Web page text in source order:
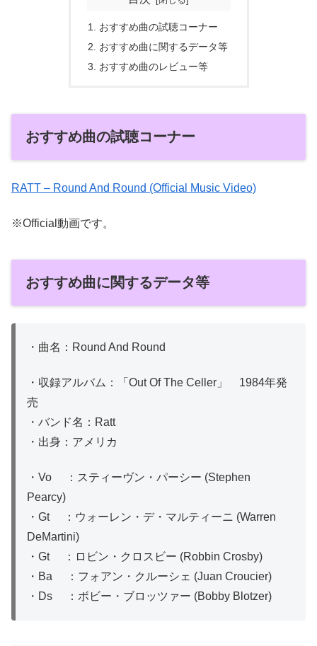
おすすめ曲の試聴コーナー
おすすめ曲に関するデータ等
おすすめ曲のレビュー等
おすすめ曲の試聴コーナー
RATT – Round And Round (Official Music Video)
※Official動画です。
おすすめ曲に関するデータ等
・曲名：Round And Round
・収録アルバム：「Out Of The Celler」 1984年発
売
・バンド名：Ratt
・出身：アメリカ
・Vo ：スティーヴン・パーシー (Stephen
Pearcy)
・Gt ：ウォーレン・デ・マルティーニ (Warren
DeMartini)
・Gt ：ロビン・クロスビー (Robbin Crosby)
・Ba ：フォアン・クルーシェ (Juan Croucier)
・Ds ：ボビー・ブロッツァー (Bobby Blotzer)